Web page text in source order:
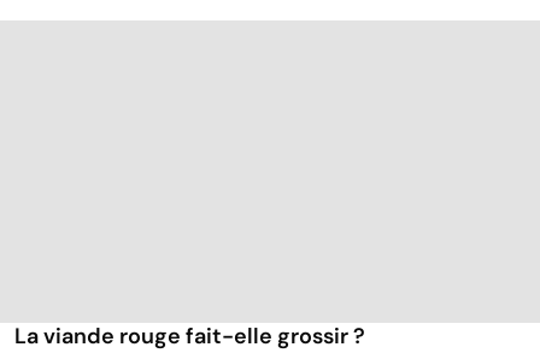
La viande rouge fait-elle grossir ?